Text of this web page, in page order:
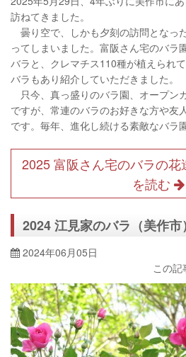
訪ねてきました。
曇り空で、しかも夕刻の訪問となっ
ってしまいました。富阪さん宅のバラ
バラと、クレマチス110種が植えられ
バラもあり紹介していただきました。
只今、真っ盛りのバラ園、オープン
ですが、常連のバラのお好きな方や友
です。毎年、進化し続ける素敵なバラ
2025 富阪さん宅のバラの花
を読む
2024 江見家のバラ（美作市）
2024年06月05日
この記